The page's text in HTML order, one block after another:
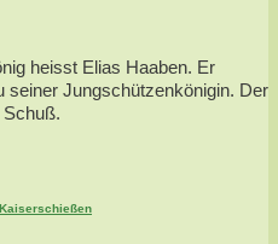
heisst Elias Haaben. Er
seiner Jungschützenkönigin. Der
Schuß.